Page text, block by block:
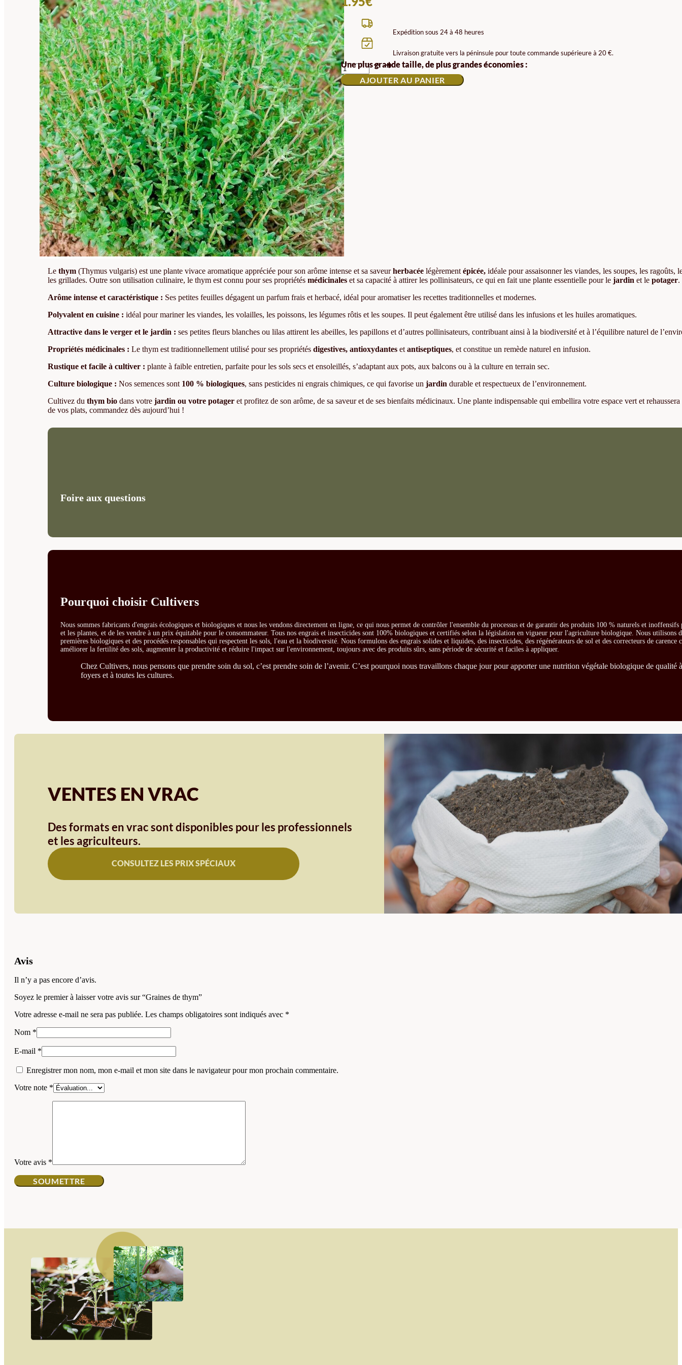
Expédition sous 24 à 48 heures
Livraison gratuite vers la péninsule pour toute commande supérieure à 20 €.
Une plus grande taille, de plus grandes économies :
QUANTITÉ
DE
GRAINES
DE
THYM
AJOUTER AU PANIER
Lethym (Thymus vulgaris) est une plante vivace aromatique appréciée pour son arôme intense et sa saveurherbacée légèrementépicée, idéale pour assaisonner les viandes, les soupes, les ragoûts,
les grillades. Outre son utilisation culinaire, le thym est connu pour ses propriétésmédicinales et sa capacité à attirer les pollinisateurs, ce qui en fait une plante essentielle pour lejardin et lepotager.
Arôme intense et caractéristique : Ses petites feuilles dégagent un parfum frais et herbacé, idéal pour aromatiser les recettes traditionnelles et modernes.
Polyvalent en cuisine : idéal pour mariner les viandes, les volailles, les poissons, les légumes rôtis et les soupes. Il peut également être utilisé dans les infusions et les huiles aromatiques.
Attractive dans le verger et le jardin : ses petites fleurs blanches ou lilas attirent les abeilles, les papillons et d’autres pollinisateurs, contribuant ainsi à la biodiversité et à l’équilibre naturel de
Propriétés médicinales : Le thym est traditionnellement utilisé pour ses propriétésdigestives, antioxydantes etantiseptiques, et constitue un remède naturel en infusion.
Rustique et facile à cultiver : plante à faible entretien, parfaite pour les sols secs et ensoleillés, s’adaptant aux pots, aux balcons ou à la culture en terrain sec.
Culture biologique : Nos semences sont 100 % biologiques, sans pesticides ni engrais chimiques, ce qui favorise unjardin durable et respectueux de l’environnement.
Cultivez duthym bio dans votrejardin ou votre potager et profitez de son arôme, de sa saveur et de ses bienfaits médicinaux. Une plante indispensable qui embellira votre espace vert et rehaussera
de vos plats, commandez dès aujourd’hui !
Foire aux questions
Pourquoi choisir Cultivers
Nous sommes fabricants d'engrais écologiques et biologiques et nous les vendons directement en ligne, ce qui nous permet de contrôler l'ensemble du processus et de garantir des produits 100 % naturels et
et les plantes, et de les vendre à un prix équitable pour le consommateur. Tous nos engrais et insecticides sont 100% biologiques et certifiés selon la législation en vigueur pour l'agriculture biologique. Nous utilisons
premières biologiques et des procédés responsables qui respectent les sols, l'eau et la biodiversité. Nous formulons des engrais solides et liquides, des insecticides, des régénérateurs de sol et des correcteurs de carence
améliorer la fertilité des sols, augmenter la productivité et réduire l'impact sur l'environnement, toujours avec des produits sûrs, sans période de sécurité et faciles à appliquer.
Chez Cultivers, nous pensons que prendre soin du sol, c’est prendre soin de l’avenir. C’est pourquoi nous travaillons chaque jour pour apporter une nutrition végétale biologique de qualité
foyers et à toutes les cultures.
VENTES EN VRAC
Des formats en vrac sont disponibles pour les professionnels
et les agriculteurs.
CONSULTEZ LES PRIX SPÉCIAUX
Avis
Il n’y a pas encore d’avis.
Soyez le premier à laisser votre avis sur “Graines de thym”
Votre adresse e-mail ne sera pas publiée. Les champs obligatoires sont indiqués avec *
Nom *
E-mail *
Enregistrer mon nom, mon e-mail et mon site dans le navigateur pour mon prochain commentaire.
Votre note *
Votre avis *